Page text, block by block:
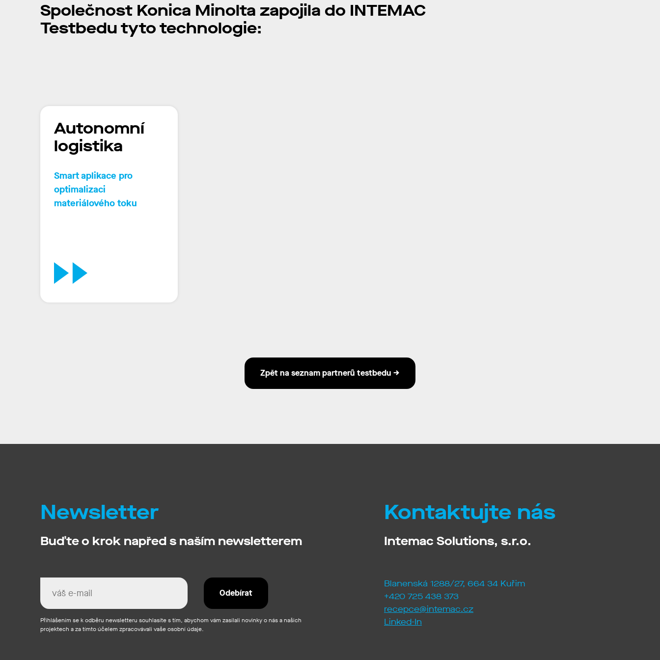
Společnost Konica Minolta zapojila do INTEMAC
Testbedu tyto technologie:
Autonomní
logistika
Smart aplikace pro
optimalizaci
materiálového toku
Zpět na seznam partnerů testbedu →
Newsletter
Buďte o krok napřed s naším newsletterem
Přihlášením se k odběru newsletteru souhlasíte s tím, abychom vám zasílali novinky o nás a našich
projektech a za tímto účelem zpracovávali vaše osobní údaje.
Kontaktujte nás
Intemac Solutions, s.r.o.
Blanenská 1288/27, 664 34 Kuřim
+420 725 438 373
recepce@intemac.cz
Linked-In